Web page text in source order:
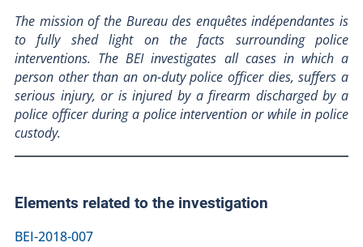
The mission of the Bureau des enquêtes indépendantes is
to fully shed light on the facts surrounding police
interventions. The BEI investigates all cases in which a
person other than an on-duty police officer dies, suffers a
serious injury, or is injured by a firearm discharged by a
police officer during a police intervention or while in police
custody.
Elements related to the investigation
BEI-2018-007